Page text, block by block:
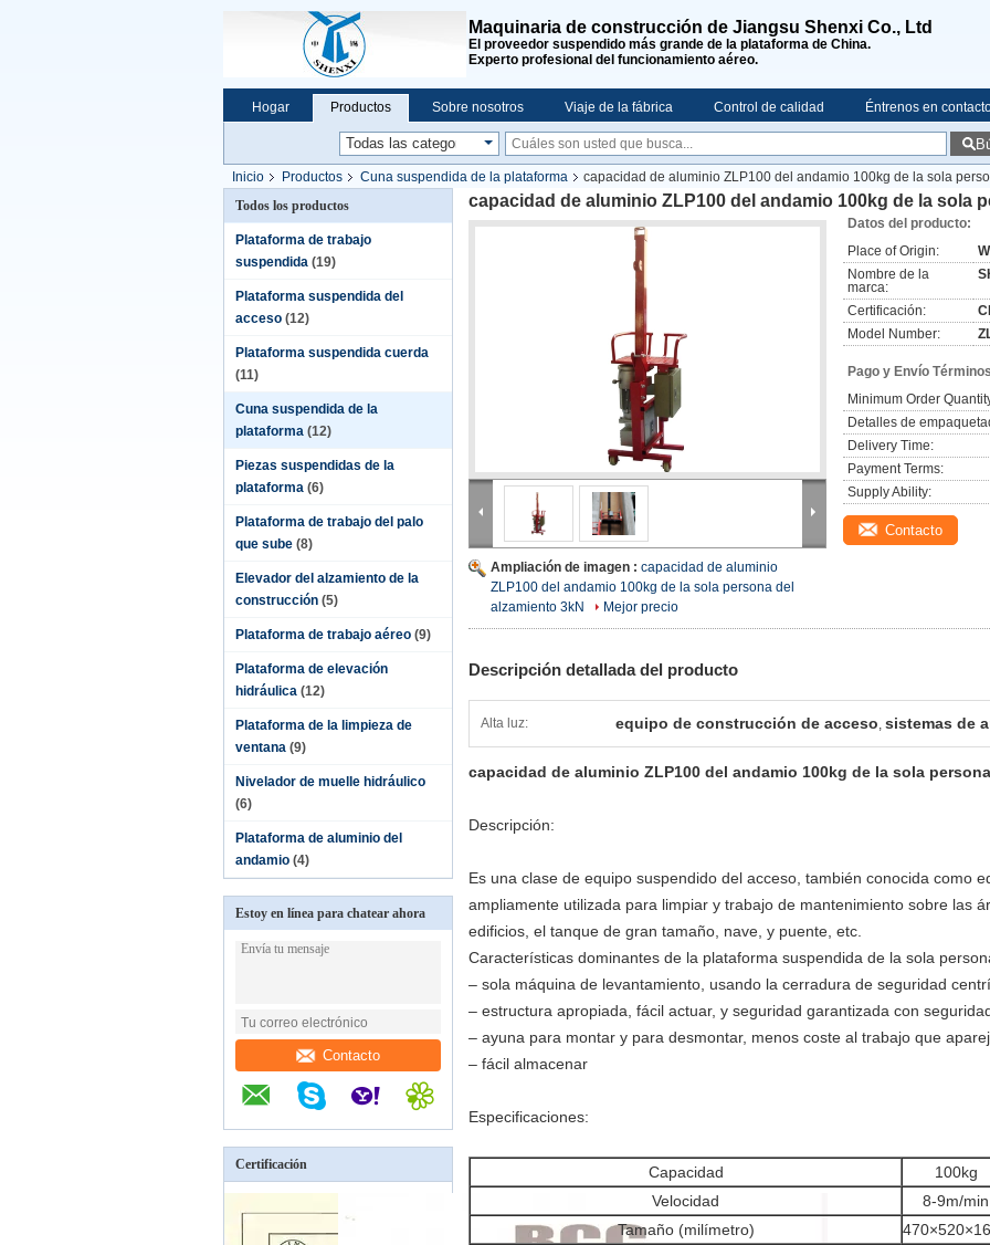
Maquinaria de construcción de Jiangsu Shenxi Co., Ltd
El proveedor suspendido más grande de la plataforma de China.
Experto profesional del funcionamiento aéreo.
Hogar Productos Sobre nosotros Viaje de la fábrica Control de calidad Éntrenos en
Noticias de la compañía
Inicio Productos Cuna suspendida de la plataforma
capacidad de aluminio ZLP100 del andamio 100kg de la sola
Todos los productos
Plataforma de trabajo
suspendida (19)
Plataforma suspendida del
acceso (12)
Plataforma suspendida cuerda
(11)
Cuna suspendida de la
plataforma (12)
Piezas suspendidas de la
plataforma (6)
Plataforma de trabajo del palo
que sube (8)
Elevador del alzamiento de la
construcción (5)
Plataforma de trabajo aéreo (9)
Plataforma de elevación
hidráulica (12)
Plataforma de la limpieza de
ventana (9)
Nivelador de muelle hidráulico
(6)
Plataforma de aluminio del
andamio (4)
Estoy en línea para chatear ahora
Contacto
Certificación
capacidad de aluminio ZLP100 del andamio 100kg de la sola
Ampliación de imagen : capacidad de aluminio
ZLP100 del andamio 100kg de la sola persona del
alzamiento 3kN
Mejor precio
Datos del producto:
Place of Origin:
Nombre de la
marca:
Certificación:
Model Number:
Pago y Envío
Minimum Order
Detalles de
Delivery Time:
Payment Terms:
Supply Ability:
Contacto
Descripción detallada del producto
Alta luz: equipo de construcción de acceso, sistemas de
capacidad de aluminio ZLP100 del andamio 100kg de la sola
Descripción:
Es una clase de equipo suspendido del acceso, también conocida como
ampliamente utilizada para limpiar y trabajo de mantenimiento sobre las
edificios, el tanque de gran tamaño, nave, y puente, etc.
Características dominantes de la plataforma suspendida de la sola
– sola máquina de levantamiento, usando la cerradura de seguridad
– estructura apropiada, fácil actuar, y seguridad garantizada con
– ayuna para montar y para desmontar, menos coste al trabajo que
– fácil almacenar
Especificaciones:
Capacidad
100kg
Velocidad
8-9m/min
Tamaño (milímetro)